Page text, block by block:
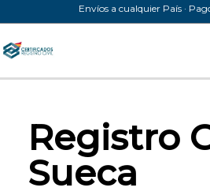
al
contenido
Envíos a cualquier País ·
Registro
Sueca